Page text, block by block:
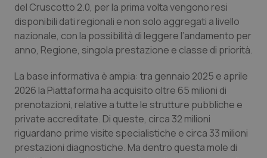
Molise
Piemonte
Provincia Autonoma di Bolzano
Provincia Autonoma di Trento
Puglia
Epatiti
HIV
Infezioni & Febbre
Ipertensione & Scompenso
Malattie rare
del Cruscotto 2.0, per la prima volta vengono resi
disponibili dati regionali e non solo aggregati a livello
nazionale, con la possibilità di leggere l’andamento per
anno, Regione, singola prestazione e classe di priorità.
La base informativa è ampia: tra gennaio 2025 e aprile
2026 la Piattaforma ha acquisito oltre 65 milioni di
prenotazioni, relative a tutte le strutture pubbliche e
private accreditate. Di queste, circa 32 milioni
riguardano prime visite specialistiche e circa 33 milioni
prestazioni diagnostiche. Ma dentro questa mole di